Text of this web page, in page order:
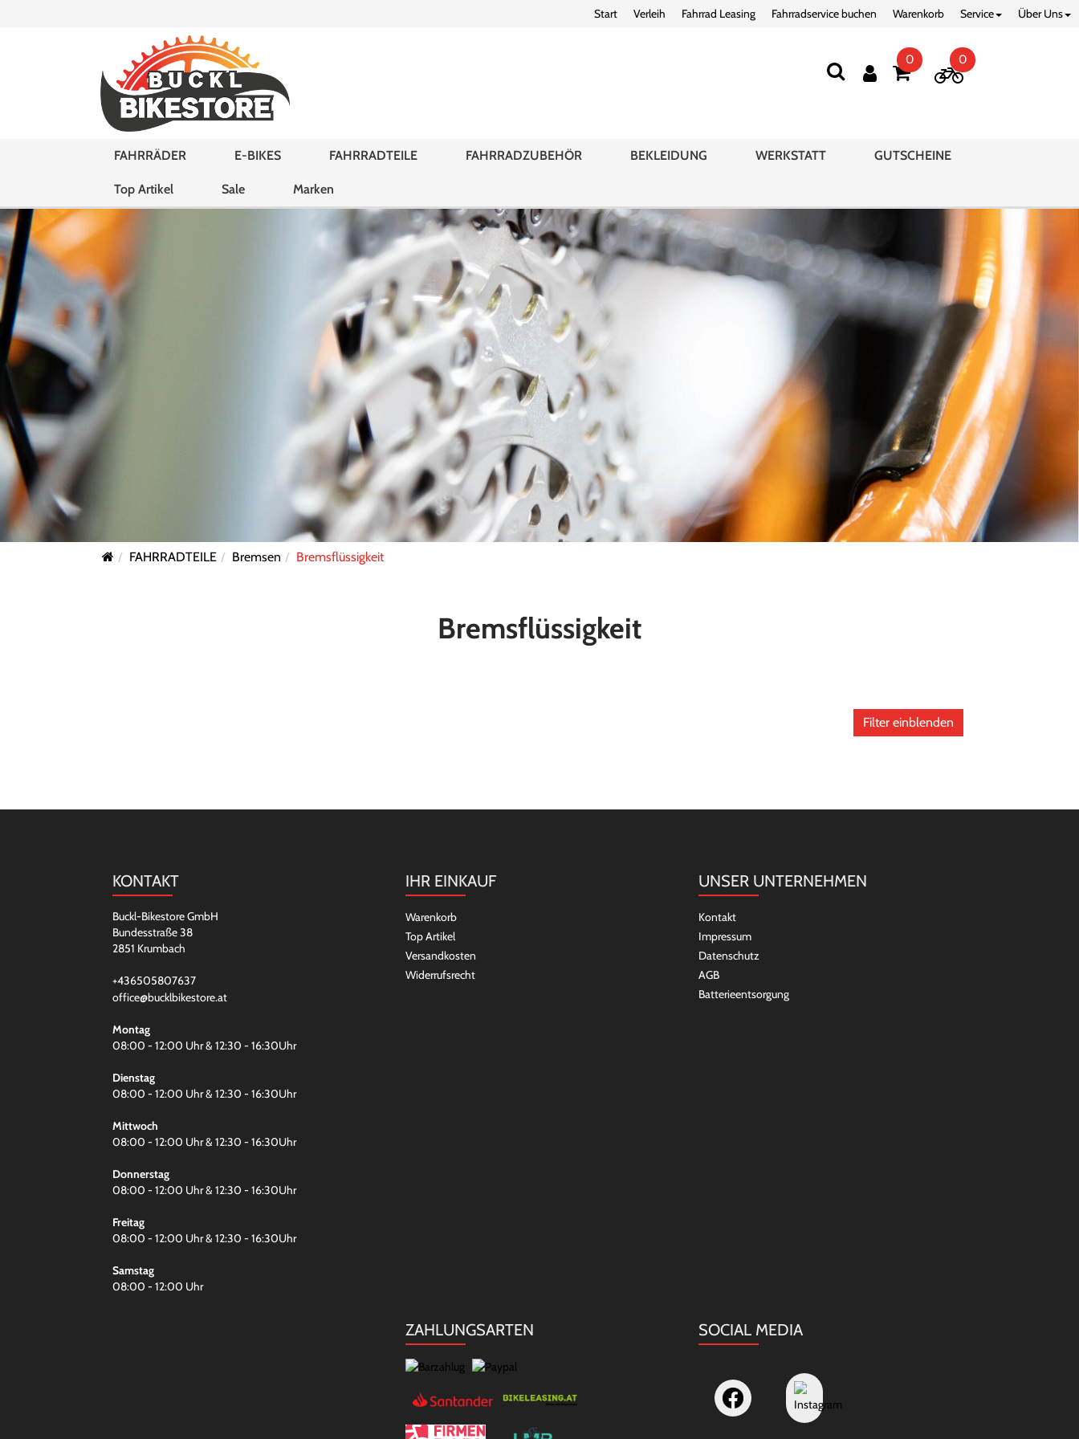
Start Verleih Fahrrad Leasing Fahrradservice buchen Warenkorb Service Über Uns
0 0
FAHRRÄDER E-BIKES FAHRRADTEILE FAHRRADZUBEHÖR BEKLEIDUNG WERKSTATT GUTSCHEINE
Top Artikel Sale Marken
FAHRRADTEILE Bremsen Bremsflüssigkeit
Bremsflüssigkeit
Filter einblenden
KONTAKT
Buckl-Bikestore GmbH
Bundesstraße 38
2851 Krumbach
+436505807637
office@bucklbikestore.at
Montag
08:00 - 12:00 Uhr & 12:30 - 16:30Uhr
Dienstag
08:00 - 12:00 Uhr & 12:30 - 16:30Uhr
Mittwoch
08:00 - 12:00 Uhr & 12:30 - 16:30Uhr
Donnerstag
08:00 - 12:00 Uhr & 12:30 - 16:30Uhr
Freitag
08:00 - 12:00 Uhr & 12:30 - 16:30Uhr
Samstag
08:00 - 12:00 Uhr
IHR EINKAUF
Warenkorb
Top Artikel
Versandkosten
Widerrufsrecht
UNSER UNTERNEHMEN
Kontakt
Impressum
Datenschutz
AGB
Batterieentsorgung
ZAHLUNGSARTEN SOCIAL MEDIA